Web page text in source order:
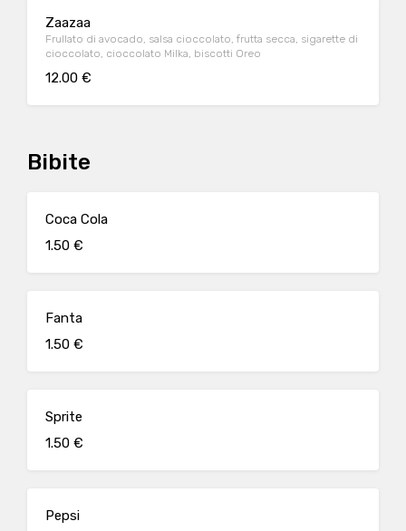
Zaazaa
Frullato di avocado, salsa cioccolato, frutta secca, sigarette di
cioccolato, cioccolato Milka, biscotti Oreo
12.00 €
Bibite
Coca Cola
1.50 €
Fanta
1.50 €
Sprite
1.50 €
Pepsi